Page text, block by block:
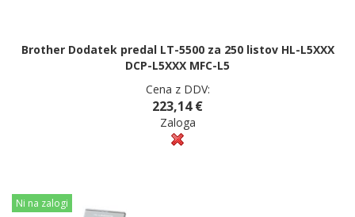
Brother Dodatek predal LT-5500 za 250 listov HL-L5XXX
DCP-L5XXX MFC-L5
Cena z DDV:
223,14 €
Zaloga
Ni na zalogi